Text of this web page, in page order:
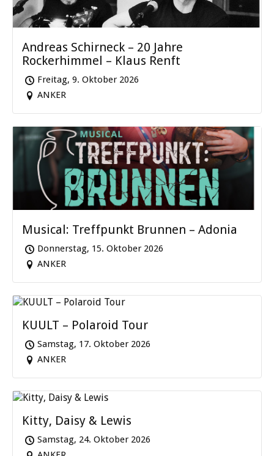
Andreas Schirneck – 20 Jahre
Rockerhimmel – Klaus Renft
Freitag, 9. Oktober 2026
ANKER
Musical: Treffpunkt Brunnen – Adonia
Donnerstag, 15. Oktober 2026
ANKER
KUULT – Polaroid Tour
Samstag, 17. Oktober 2026
ANKER
Kitty, Daisy & Lewis
Samstag, 24. Oktober 2026